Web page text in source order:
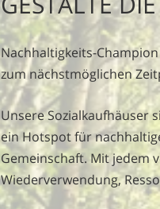
Nachhaltigkeits-
zum nächstmöglichen
Unsere Sozialkaufhäuser
ein Hotspot für
Gemeinschaft. Mit jedem
Wiederverwendung,